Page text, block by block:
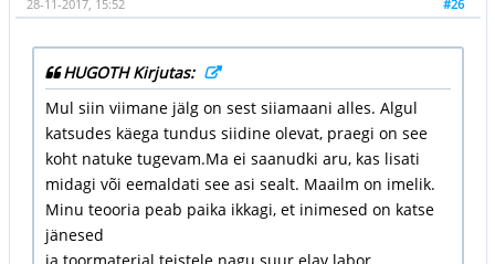
#26
28-11-2017, 15:52
HUGOTH Kirjutas:
Mul siin viimane jälg on sest siiamaani alles. Algul
katsudes käega tundus siidine olevat, praegi on see
koht natuke tugevam.Ma ei saanudki aru, kas lisati
midagi või eemaldati see asi sealt. Maailm on imelik.
Minu teooria peab paika ikkagi, et inimesed on katse
jänesed
ja toormaterjal teistele nagu suur elav labor..........